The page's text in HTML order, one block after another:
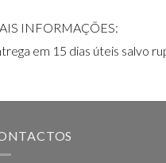
INFORMAÇÕES:
em 15 dias úteis salvo